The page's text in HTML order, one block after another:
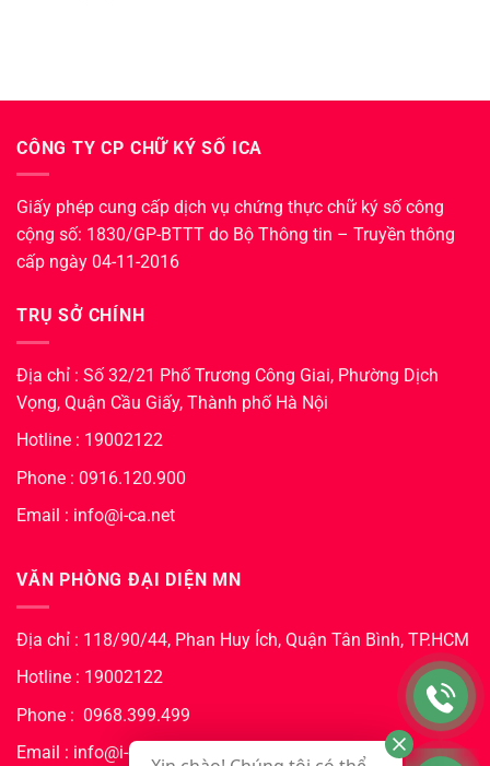
CÔNG TY CP CHỮ KÝ SỐ ICA
Giấy phép cung cấp dịch vụ chứng thực chữ ký số công
cộng số: 1830/GP-BTTT do Bộ Thông tin – Truyền thông
cấp ngày 04-11-2016
TRỤ SỞ CHÍNH
Địa chỉ : Số 32/21 Phố Trương Công Giai, Phường Dịch
Vọng, Quận Cầu Giấy, Thành phố Hà Nội
Hotline : 19002122
Phone : 0916.120.900
Email : info@i-ca.net
VĂN PHÒNG ĐẠI DIỆN MN
Địa chỉ : 118/90/44, Phan Huy Ích, Quận Tân Bình, TP.HCM
Hotline : 19002122
Phone : 0968.399.499
Email : info@i-ca.net